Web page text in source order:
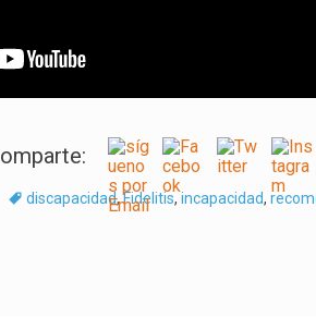
Tagsdiscapacidad,Fidelitis, incapacidad,